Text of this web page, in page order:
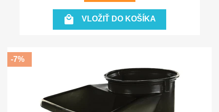
 VLOŽIŤ DO KOŠÍKA
-7%